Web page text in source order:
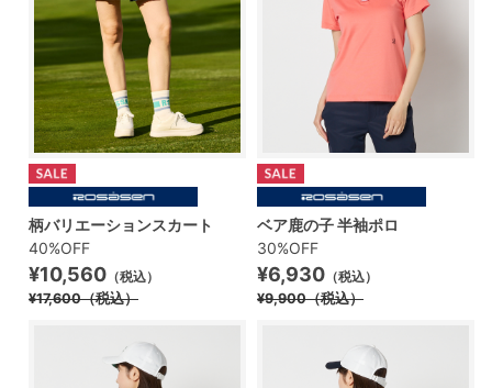
柄バリエーションスカート
40%OFF
¥10,560 （税込）
¥17,600（税込）
ベア鹿の子 半袖ポロ
30%OFF
¥6,930 （税込）
¥9,900（税込）